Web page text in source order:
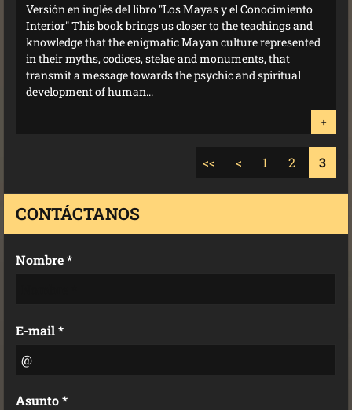
Versión en inglés del libro "Los Mayas y el Conocimiento
Interior" This book brings us closer to the teachings and
knowledge that the enigmatic Mayan culture represented
in their myths, codices, stelae and monuments, that
transmit a message towards the psychic and spiritual
development of human...
+
<< < 1 2 3
CONTÁCTANOS
Nombre *
E-mail *
Asunto *